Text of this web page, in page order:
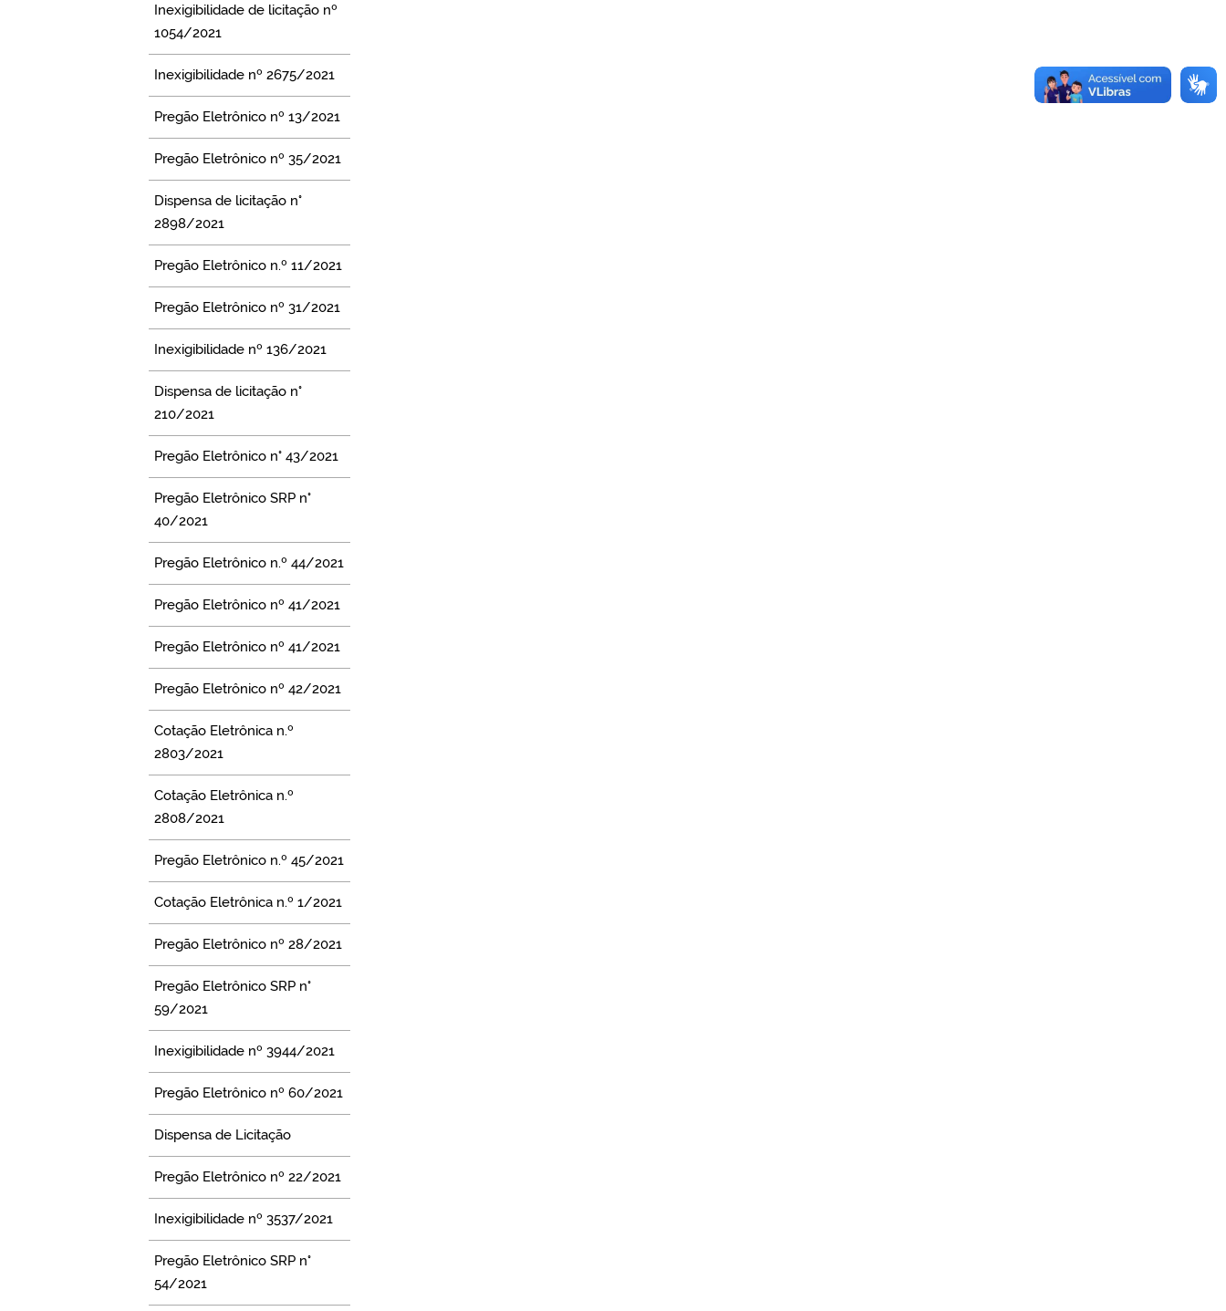
Inexigibilidade de licitação nº
1054/2021
Inexigibilidade nº 2675/2021
Pregão Eletrônico nº 13/2021
Pregão Eletrônico nº 35/2021
Dispensa de licitação n°
2898/2021
Pregão Eletrônico n.º 11/2021
Pregão Eletrônico nº 31/2021
Inexigibilidade nº 136/2021
Dispensa de licitação n°
210/2021
Pregão Eletrônico n° 43/2021
Pregão Eletrônico SRP n°
40/2021
Pregão Eletrônico n.º 44/2021
Pregão Eletrônico nº 41/2021
Pregão Eletrônico nº 41/2021
Pregão Eletrônico nº 42/2021
Cotação Eletrônica n.º
2803/2021
Cotação Eletrônica n.º
2808/2021
Pregão Eletrônico n.º 45/2021
Cotação Eletrônica n.º 1/2021
Pregão Eletrônico nº 28/2021
Pregão Eletrônico SRP n°
59/2021
Inexigibilidade nº 3944/2021
Pregão Eletrônico nº 60/2021
Dispensa de Licitação
Pregão Eletrônico nº 22/2021
Inexigibilidade nº 3537/2021
Pregão Eletrônico SRP n°
54/2021